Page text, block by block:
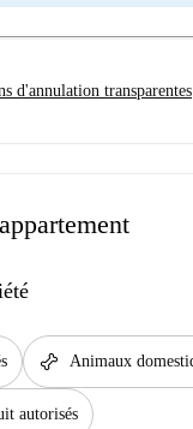
d'annulation transparentes
pet_supplies Animaux
autorisés